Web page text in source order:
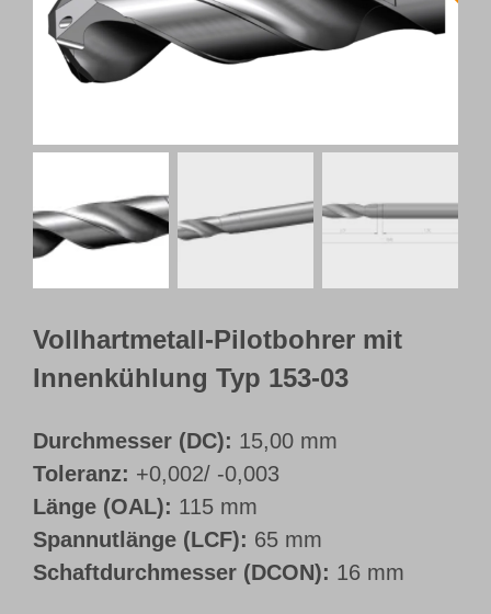
Webshop
Vollhartmetall-Pilotbohrer mit
Innenkühlung Typ 153-03
Durchmesser (DC): 15,00 mm
Toleranz: +0,002/ -0,003
Länge (OAL): 115 mm
Spannutlänge (LCF): 65 mm
Schaftdurchmesser (DCON): 16 mm